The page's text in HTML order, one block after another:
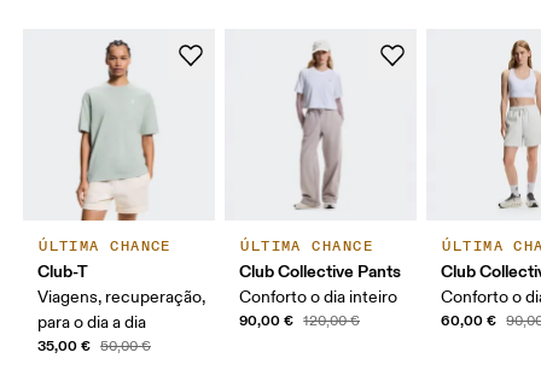
ÚLTIMA CHANCE
Club-T
Viagens, recuperação,
para o dia a dia
35,00 € 50,00 €
ÚLTIMA CHANCE
Club Collective Pants
Conforto o dia inteiro
90,00 € 120,00 €
ÚLTIMA
Club
Conforto o
60,00 €